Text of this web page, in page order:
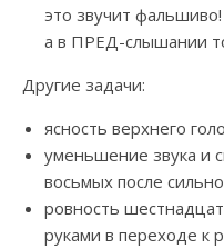
это звучит
а в ПРЕД-слышании
Другие задачи:
ясность верхнего
уменьшение звука и
восьмых после
ровность
руками в переходе к